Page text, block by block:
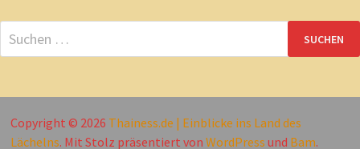
Suchen
nach:
Copyright © 2026 Thainess.de | Einblicke ins Land des
Lächelns. Mit Stolz präsentiert von WordPress und Bam.